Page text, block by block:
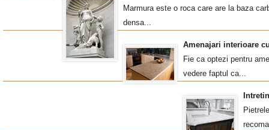
Marmura este o roca care are la baza
densa...
Amenajari interioare
Fie ca optezi pentru
vedere faptul ca...